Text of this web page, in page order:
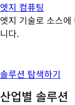
엣지 컴퓨팅
엣지 기술로 소스
니다.
솔루션 탐색하기
산업별 솔루션